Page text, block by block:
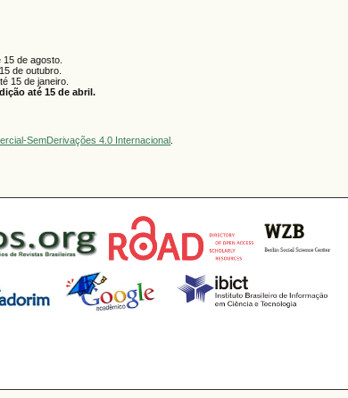
de agosto.
de outubro.
15 de janeiro.
até 15 de abril.
SemDerivações 4.0 Internacional